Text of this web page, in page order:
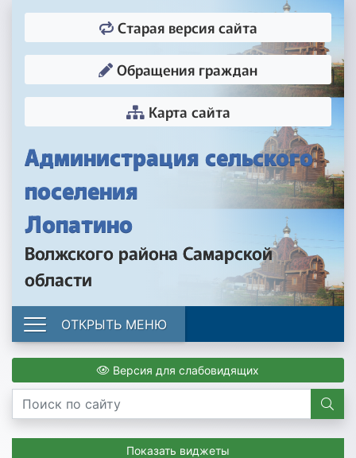
Администрация сельского
поселения
Лопатино
Волжского района Самарской
области
Старая версия сайта
Обращения граждан
Карта сайта
ОТКРЫТЬ МЕНЮ
Версия для слабовидящих
Показать виджеты